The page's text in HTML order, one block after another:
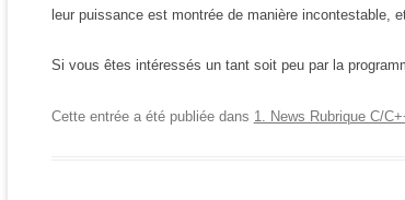
leur puissance est montrée de manière incontestable,
Si vous êtes intéressés un tant soit peu par la
Cette entrée a été publiée dans 1. News Rubrique C/